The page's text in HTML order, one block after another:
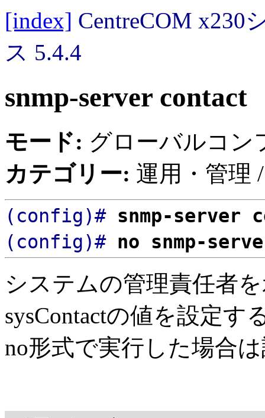
[index] CentreCOM x230
ス 5.4.4
snmp-server contact
モード: グローバルコン
カテゴリー: 運用・管理
(config)# snmp-server
(config)# no snmp-
システムの管理責任者
sysContactの値を設定す
no形式で実行した場合